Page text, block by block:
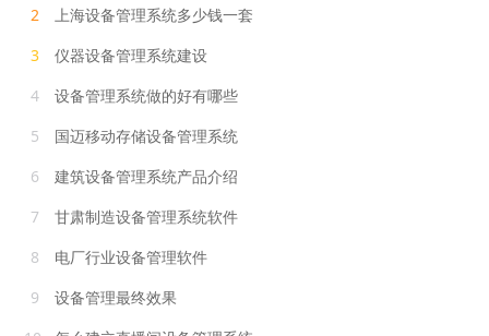
2
上海设备管理系统多少钱一套
3
仪器设备管理系统建设
4
设备管理系统做的好有哪些
5
国迈移动存储设备管理系统
6
建筑设备管理系统产品介绍
7
甘肃制造设备管理系统软件
8
电厂行业设备管理软件
9
设备管理最终效果